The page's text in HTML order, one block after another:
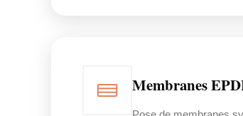
Membranes